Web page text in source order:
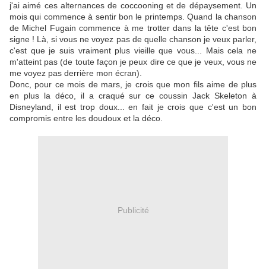
j'ai aimé ces alternances de coccooning et de dépaysement. Un
mois qui commence à sentir bon le printemps. Quand la chanson
de Michel Fugain commence à me trotter dans la tête c'est bon
signe ! Là, si vous ne voyez pas de quelle chanson je veux parler,
c'est que je suis vraiment plus vieille que vous... Mais cela ne
m'atteint pas (de toute façon je peux dire ce que je veux, vous ne
me voyez pas derrière mon écran).
Donc, pour ce mois de mars, je crois que mon fils aime de plus
en plus la déco, il a craqué sur ce coussin Jack Skeleton à
Disneyland, il est trop doux... en fait je crois que c'est un bon
compromis entre les doudoux et la déco.
Publicité